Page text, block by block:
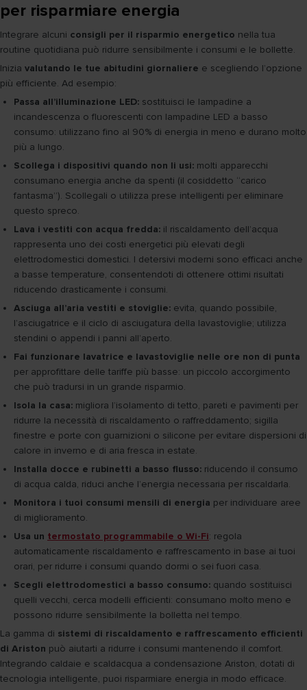
per risparmiare energia
Integrare alcuni consigli per il risparmio energetico nella tua
routine quotidiana può ridurre sensibilmente i consumi e le bollette.
Inizia valutando le tue abitudini giornaliere e scegliendo l’opzione
più efficiente. Ad esempio:
Passa all’illuminazione LED: sostituisci le lampadine a
incandescenza o fluorescenti con lampadine LED a basso
consumo: utilizzano fino al 90% di energia in meno e durano molto
più a lungo.
Scollega i dispositivi quando non li usi: molti apparecchi
consumano energia anche da spenti (il cosiddetto “carico
fantasma”). Scollegali o utilizza prese intelligenti per eliminare
questo spreco.
Lava i vestiti con acqua fredda: il riscaldamento dell’acqua
rappresenta uno dei costi energetici più elevati degli
elettrodomestici domestici. I detersivi moderni sono efficaci anche
a basse temperature, consentendoti di ottenere ottimi risultati
riducendo drasticamente i consumi.
Asciuga all’aria vestiti e stoviglie: evita, quando possibile,
l’asciugatrice e il ciclo di asciugatura della lavastoviglie; utilizza
stendini o appendi i panni all’aperto.
Fai funzionare lavatrice e lavastoviglie nelle ore non di punta
per approfittare delle tariffe più basse: un piccolo accorgimento
che può tradursi in un grande risparmio.
Isola la casa: migliora l’isolamento di tetto, pareti e pavimenti per
ridurre la necessità di riscaldamento o raffreddamento; sigilla
finestre e porte con guarnizioni o silicone per evitare dispersioni di
calore in inverno e di aria fresca in estate.
Installa docce e rubinetti a basso flusso: riducendo il consumo
di acqua calda, riduci anche l’energia necessaria per riscaldarla.
Monitora i tuoi consumi mensili di energia per individuare aree
di miglioramento.
Usa un termostato programmabile o Wi-Fi: regola
automaticamente riscaldamento e raffrescamento in base ai tuoi
orari, per ridurre i consumi quando dormi o sei fuori casa.
Scegli elettrodomestici a basso consumo: quando sostituisci
quelli vecchi, cerca modelli efficienti: consumano molto meno e
possono ridurre sensibilmente la bolletta nel tempo.
La gamma di sistemi di riscaldamento e raffrescamento efficienti
di Ariston può aiutarti a ridurre i consumi mantenendo il comfort.
Integrando caldaie e scaldacqua a condensazione Ariston, dotati di
tecnologia intelligente, puoi risparmiare energia in modo efficace.